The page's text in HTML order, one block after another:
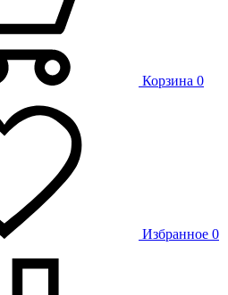
Корзина 0
Избранное 0